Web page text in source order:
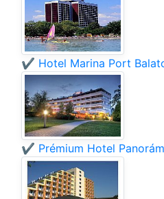
✔️ Hotel Marina Port
✔️ Prémium Hotel